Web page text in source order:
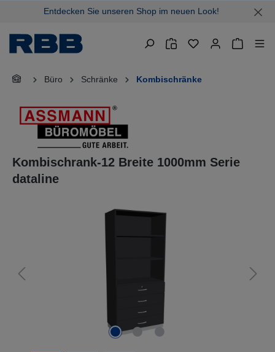
springenEntdecken Sie unseren Shop im neuen Look!
Büro Schränke Kombischränke
Kombischrank-12 Breite 1000mm Serie
dataline
Bildergalerie überspringen